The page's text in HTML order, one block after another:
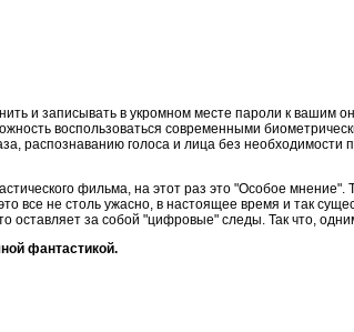
и записывать в укромном месте пароли к вашим
воспользоваться современными
распознаванию голоса и лица без
фильма, на этот раз это "Особое
все не столь ужасно, в настоящее время и так
оставляет за собой "цифровые" следы. Так что,
фантастикой.